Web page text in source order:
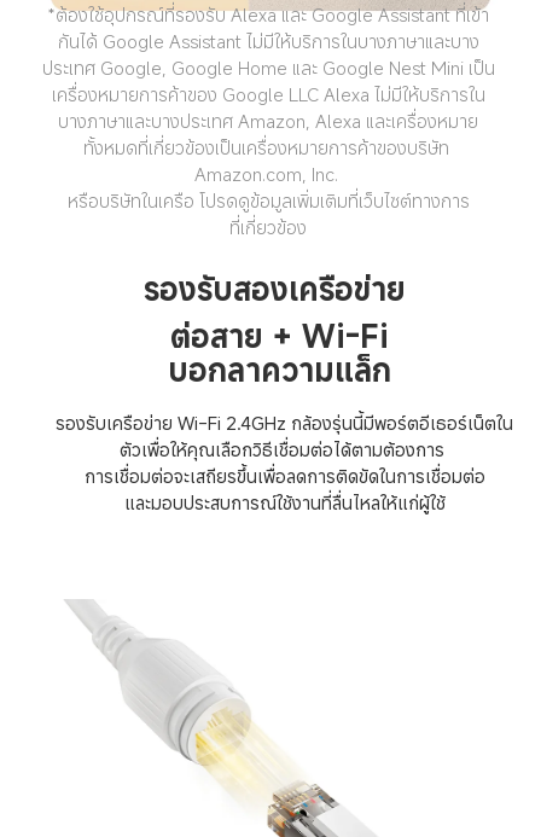
*ต้องใช้อุปกรณ์ที่รองรับ Alexa และ Google Assistant ที่เข้า
กันได้ Google Assistant ไม่มีให้บริการในบางภาษาและบาง
ประเทศ Google, Google Home และ Google Nest Mini เป็น
เครื่องหมายการค้าของ Google LLC Alexa ไม่มีให้บริการใน
บางภาษาและบางประเทศ Amazon, Alexa และเครื่องหมาย
ทั้งหมดที่เกี่ยวข้องเป็นเครื่องหมายการค้าของบริษัท
Amazon.com, Inc.
หรือบริษัทในเครือ โปรดดูข้อมูลเพิ่มเติมที่เว็บไซต์ทางการ
ที่เกี่ยวข้อง
รองรับสองเครือข่าย
ต่อสาย + Wi-Fi
บอกลาความแล็ก
รองรับเครือข่าย Wi-Fi 2.4GHz กล้องรุ่นนี้มีพอร์ตอีเธอร์เน็ตใน
ตัวเพื่อให้คุณเลือกวิธีเชื่อมต่อได้ตามต้องการ
การเชื่อมต่อจะเสถียรขึ้นเพื่อลดการติดขัดในการเชื่อมต่อ
และมอบประสบการณ์ใช้งานที่ลื่นไหลให้แก่ผู้ใช้